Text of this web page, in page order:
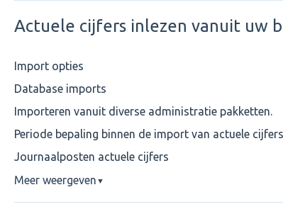
Actuele cijfers inlezen vanuit uw
Import opties
Database imports
Importeren vanuit diverse administratie pakketten.
Periode bepaling binnen de import van actuele cijfers
Journaalposten actuele cijfers
Meer weergeven ▼